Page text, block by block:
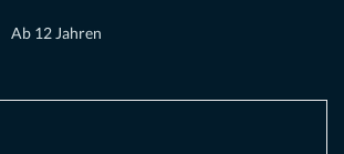
Ab 12 Jahren